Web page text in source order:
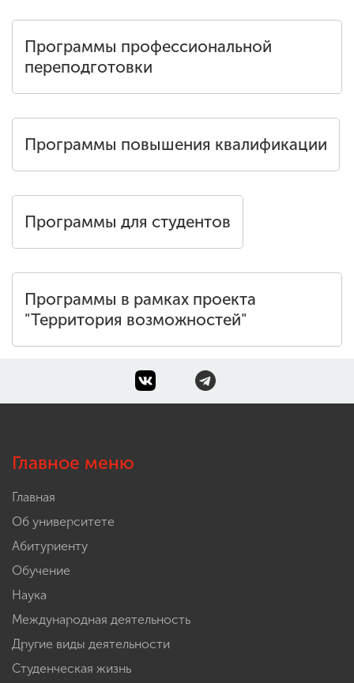
Программы профессиональной
переподготовки
Программы повышения квалификации
Программы для студентов
Программы в рамках проекта
"Территория возможностей"
Главное меню
Главная
Об университете
Абитуриенту
Обучение
Наука
Международная деятельность
Другие виды деятельности
Студенческая жизнь